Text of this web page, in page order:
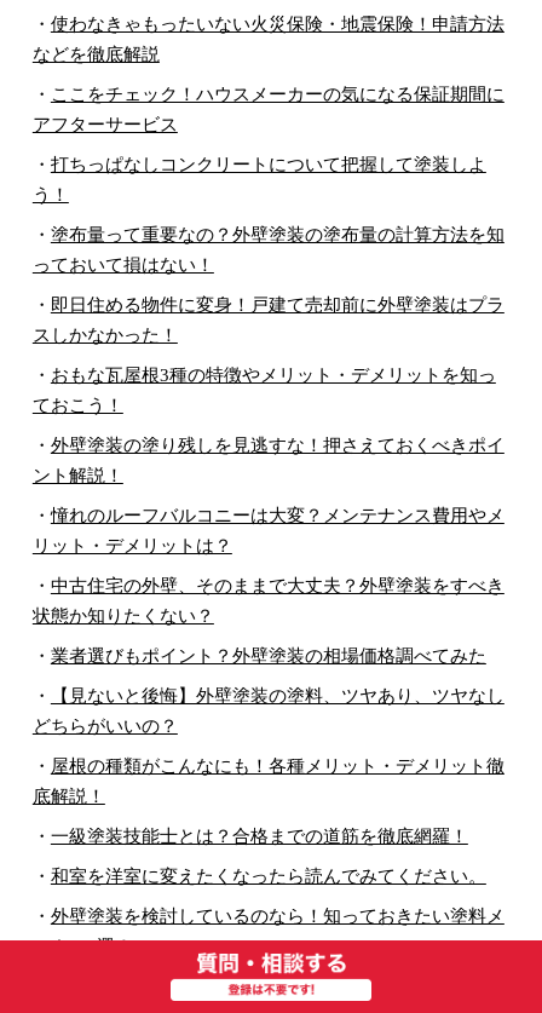
・ 使わなきゃもったいない火災保険・地震保険！申請方法
などを徹底解説
・ ここをチェック！ハウスメーカーの気になる保証期間に
アフターサービス
・ 打ちっぱなしコンクリートについて把握して塗装しよ
う！
・ 塗布量って重要なの？外壁塗装の塗布量の計算方法を知
っておいて損はない！
・ 即日住める物件に変身！戸建て売却前に外壁塗装はプラ
スしかなかった！
・ おもな瓦屋根3種の特徴やメリット・デメリットを知っ
ておこう！
・ 外壁塗装の塗り残しを見逃すな！押さえておくべきポイ
ント解説！
・憧れのルーフバルコニーは大変？メンテナンス費用やメ
リット・デメリットは？
・ 中古住宅の外壁、そのままで大丈夫？外壁塗装をすべき
状態か知りたくない？
・ 業者選びもポイント？外壁塗装の相場価格調べてみた
・
【見ないと後悔】外壁塗装の塗料、ツヤあり、ツヤなし
どちらがいいの？
・ 屋根の種類がこんなにも！各種メリット・デメリット徹
底解説！
・ 一級塗装技能士とは？合格までの道筋を徹底網羅！
・ 和室を洋室に変えたくなったら読んでみてください。
・ 外壁塗装を検討しているのなら！知っておきたい塗料メ
ーカー5選！
そういえば知らない。外壁塗装の支払いのタイミングっ